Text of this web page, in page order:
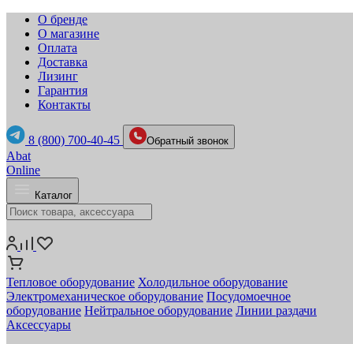
О бренде
О магазине
Оплата
Доставка
Лизинг
Гарантия
Контакты
8 (800) 700-40-45 Обратный звонок
Abat
Online
Каталог
Тепловое оборудование Холодильное оборудование
Электромеханическое оборудование Посудомоечное
оборудование Нейтральное оборудование Линии раздачи
Аксессуары